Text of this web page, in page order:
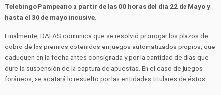
Telebingo Pampeano a partir de las 00 horas del día 22 de Mayo y
hasta el 30 de mayo incusive.
Finalmente, DAFAS comunica que se resolvió prorrogar los plazos de
cobro de los premios obtenidos en juegos automatizados propios, que
caduquen en la fecha antes consignada y por la cantidad de días que
dure la suspensión de la captura de apuestas. En el caso de juegos
foráneos, se acatará lo resuelto por las entidades titulares de éstos.